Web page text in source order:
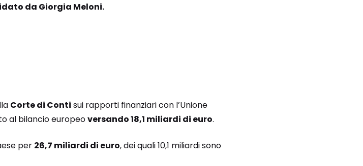
da Giorgia Meloni.
Corte di Conti sui rapporti finanziari con l’Unione
al bilancio europeoversando 18,1 miliardi di euro.
per 26,7 miliardi di euro, dei quali 10,1 miliardi sono